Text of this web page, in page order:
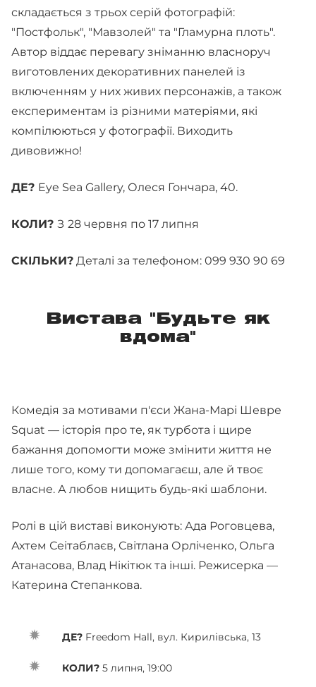
складається з трьох серій фотографій:
"Постфольк", "Мавзолей" та "Гламурна плоть".
Автор віддає перевагу зніманню власноруч
виготовлених декоративних панелей із
включенням у них живих персонажів, а також
експериментам із різними матеріями, які
компілюються у фотографії. Виходить
дивовижно!
ДЕ? Eye Sea Gallery, Олеся Гончара, 40.
КОЛИ? З 28 червня по 17 липня
СКІЛЬКИ? Деталі за телефоном: 099 930 90 69
Вистава "Будьте як
вдома"
Комедія за мотивами п'єси Жана-Марі Шевре
Squat — історія про те, як турбота і щире
бажання допомогти може змінити життя не
лише того, кому ти допомагаєш, але й твоє
власне. А любов нищить будь-які шаблони.
Ролі в цій виставі виконують: Ада Роговцева,
Ахтем Сеітаблаєв, Світлана Орліченко, Ольга
Атанасова, Влад Нікітюк та інші. Режисерка —
Катерина Степанкова.
ДЕ? Freedom Hall, вул. Кирилівська, 13
КОЛИ? 5 липня, 19:00